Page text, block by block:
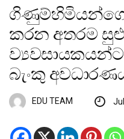
කරන අතරම
බැංකු
EDU TEAM